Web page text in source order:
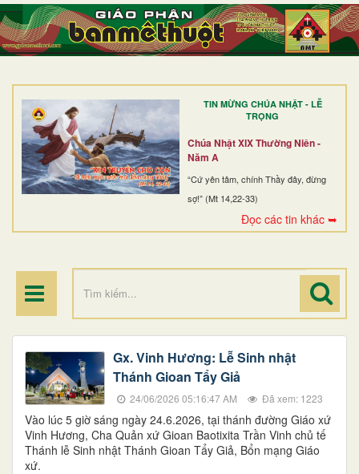
TIN MỪNG CHÚA NHẬT - LỄ
TRỌNG
Chúa Nhật XIX Thường Niên -
Năm A
“Cứ yên tâm, chính Thầy đây, đừng
sợ!” (Mt 14,22-33)
Đọc các tin khác ➥
TRANG NHẤT
GIỚI THIỆU
DÒNG TU
BAN MỤC VỤ
ĐOÀN THỂ CG
ĐIỂM HÀNH HƯƠNG
Gx. Vinh Hương: Lễ Sinh nhật
Thánh Gioan Tẩy Giả
24/06/2026 05:16:47 AM Đã xem: 1223
Vào lúc 5 giờ sáng ngày 24.6.2026, tại thánh đường Giáo xứ
Vinh Hương, Cha Quản xứ Gioan Baotixita Trần Vinh chủ tế
Thánh lễ Sinh nhật Thánh Gioan Tẩy Giả, Bổn mạng Giáo
xứ.